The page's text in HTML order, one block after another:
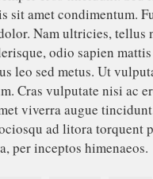
sit amet condimentum.
Nam ultricies, tellus
odio sapien
leo sed metus. Ut
Cras vulputate nisi ac
viverra augue
ad litora torquent
per inceptos himenaeos.